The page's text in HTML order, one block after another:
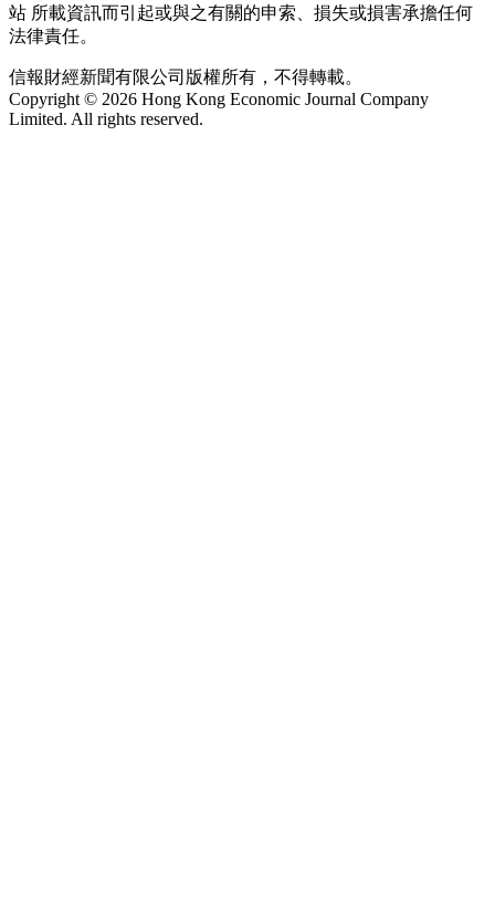
站 所載資訊而引起或與之有關的申索、損失或損害承擔任何
法律責任。
信報財經新聞有限公司版權所有，不得轉載。
Copyright © 2026 Hong Kong Economic Journal Company
Limited. All rights reserved.